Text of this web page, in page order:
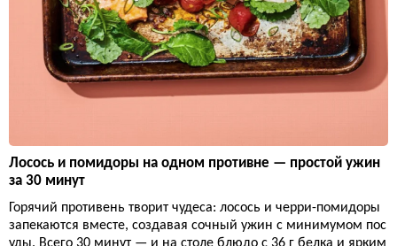
Лосось и помидоры на одном противне — простой ужин
за 30 минут
Горячий противень творит чудеса: лосось и черри-помидоры
запекаются вместе, создавая сочный ужин с минимумом пос